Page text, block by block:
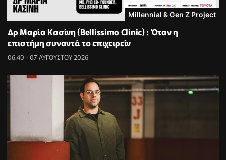
Millennial & Gen Z Project
Δρ Μαρία Κασίνη (Bellissimo Clinic) : Όταν η
επιστήμη συναντά το επιχειρείν
06:40 - 07 ΑΥΓΟΥΣΤΟΥ 2026